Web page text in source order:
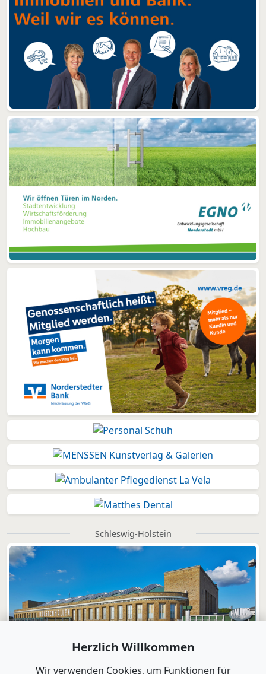
Schleswig-Holstein
Herzlich Willkommen
Wir verwenden Cookies, um Funktionen für